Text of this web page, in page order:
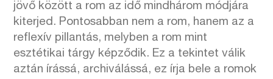
jövő között a rom az idő mindhárom módjára
kiterjed. Pontosabban nem a rom, hanem az a
reflexív pillantás, melyben a rom mint
esztétikai tárgy képződik. Ez a tekintet válik
aztán írássá, archiválássá, ez írja bele a romok